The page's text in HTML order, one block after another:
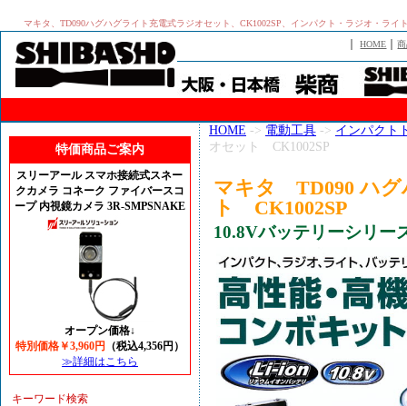
マキタ、TD090ハグハグライト充電式ラジオセット、CK1002SP、インパクト・ラジオ・ラ
｜HOME ｜
特価商品ご案内
スリーアール スマホ接続式スネー
クカメラ コネーク ファイバースコ
ープ 内視鏡カメラ 3R-SMPSNAKE
オープン価格↓
特別価格￥3,960円
（税込4,356円）
≫詳細はこちら
キーワード検索
HOME -> 電動工具 -> インパクト
オセット CK1002SP
マキタ TD090 ハグ
ト CK1002SP
10.8Vバッテリーシリー